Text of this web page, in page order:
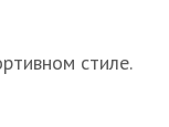
стиле.